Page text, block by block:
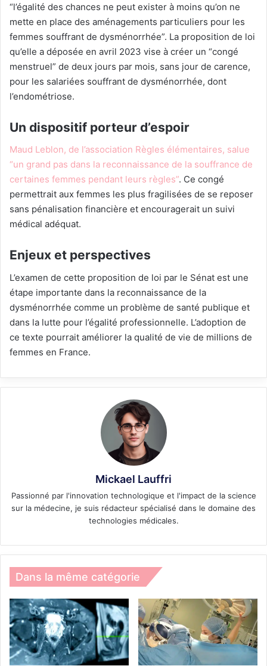
“l’égalité des chances ne peut exister à moins qu’on ne
mette en place des aménagements particuliers pour les
femmes souffrant de dysménorrhée”. La proposition de loi
qu’elle a déposée en avril 2023 vise à créer un “congé
menstruel” de deux jours par mois, sans jour de carence,
pour les salariées souffrant de dysménorrhée, dont
l’endométriose.
Un dispositif porteur d’espoir
Maud Leblon, de l’association Règles élémentaires, salue
“un grand pas dans la reconnaissance de la souffrance de
certaines femmes pendant leurs règles”. Ce congé
permettrait aux femmes les plus fragilisées de se reposer
sans pénalisation financière et encouragerait un suivi
médical adéquat.
Enjeux et perspectives
L’examen de cette proposition de loi par le Sénat est une
étape importante dans la reconnaissance de la
dysménorrhée comme un problème de santé publique et
dans la lutte pour l’égalité professionnelle. L’adoption de
ce texte pourrait améliorer la qualité de vie de millions de
femmes en France.
Mickael Lauffri
Passionné par l'innovation technologique et l'impact de la science
sur la médecine, je suis rédacteur spécialisé dans le domaine des
technologies médicales.
Dans la même catégorie